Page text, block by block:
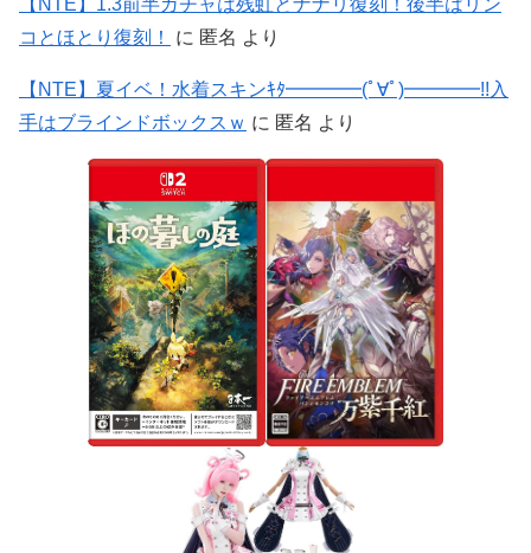
【NTE】1.3前半ガチャは残虹とナナリ復刻！後半はリン
コとほとり復刻！
に 匿名 より
【NTE】夏イベ！水着スキンｷﾀ━━━━(ﾟ∀ﾟ)━━━━!!入
手はブラインドボックスｗ に 匿名 より